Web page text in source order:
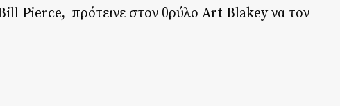
Pierce, πρότεινε στον θρύλο Art Blakey να τον